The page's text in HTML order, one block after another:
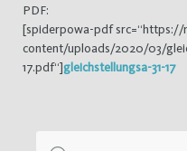
PDF:
[spiderpowa-pdf
content/uploads/2020/03/
17.pdf“]gleichstellungsa-31-17